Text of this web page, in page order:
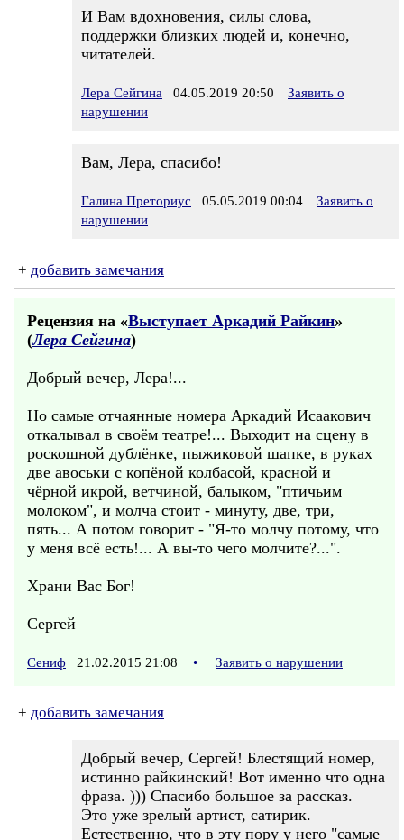
И Вам вдохновения, силы слова,
поддержки близких людей и, конечно,
читателей.
Лера Сейгина 04.05.2019 20:50
Заявить о
нарушении
Вам, Лера, спасибо!
Галина Преториус 05.05.2019 00:04
Заявить о
нарушении
+ добавить замечания
Рецензия на «Выступает Аркадий Райкин»
(Лера Сейгина)
Добрый вечер, Лера!...
Но самые отчаянные номера Аркадий Исаакович
откалывал в своём театре!... Выходит на сцену в
роскошной дублёнке, пыжиковой шапке, в руках
две авоськи с копёной колбасой, красной и
чёрной икрой, ветчиной, балыком, "птичьим
молоком", и молча стоит - минуту, две, три,
пять... А потом говорит - "Я-то молчу потому, что
у меня всё есть!... А вы-то чего молчите?...".
Храни Вас Бог!
Сергей
Сениф 21.02.2015 21:08 • Заявить о нарушении
+ добавить замечания
Добрый вечер, Сергей! Блестящий номер,
истинно райкинский! Вот именно что одна
фраза. ))) Спасибо большое за рассказ.
Это уже зрелый артист, сатирик.
Естественно, что в эту пору у него "самые